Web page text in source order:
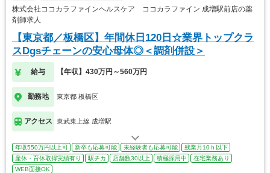
株式会社ココカラファインヘルスケア ココカラファイン 成増駅前店の薬
剤師求人
【東京都／板橋区】年間休日120日☆業界トップクラ
スDgsチェーンの安心母体◎＜調剤併設＞
給与 【年収】430万円～560万円
勤務地 東京都 板橋区
アクセス 東武東上線 成増駅
年収550万円以上可 新卒も応募可能 未経験者も応募可能
残業月10ｈ以下
産休・育休取得実績有り
駅チカ 店舗数30以上 積極採用中
在宅業務あり
WEB面接OK